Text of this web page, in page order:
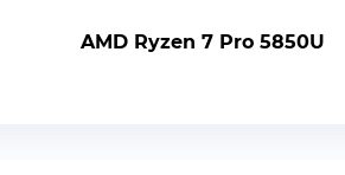
AMD Ryzen 7 Pro 5850U